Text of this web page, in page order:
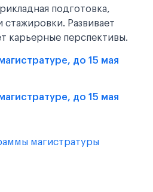
подготовка,
Развивает
карьерные перспективы.
до 15 мая
до 15 мая
магистратуры